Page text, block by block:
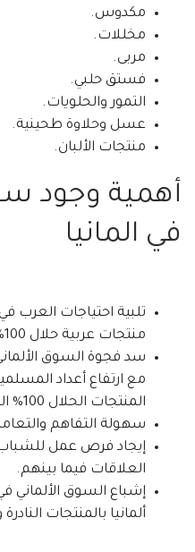
مكدوس.
مخللات.
مربى.
فستق حلبي.
التمور والحلويات.
عسل وحلاوة طحينية.
منتجات الألبان.
أهمية وجود
في المانيا
تلبية احتياجات العرب
منتجات عربية حلال 100% وتوابل وغيرها.
سد فجوة السوق
مع ارتفاع أعداد
المنتجات الحلال 100% المحضرة بطريقة إسلامية بحتة.
سهولة التفاهم
إيجاد فرص عمل للشباب
العلاقات فيما بينهم.
إشباع السوق الألماني
ألمانيا بالمنتجات